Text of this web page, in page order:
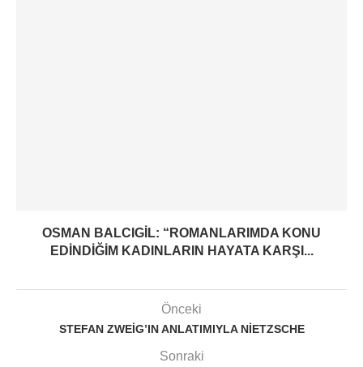
OSMAN BALCIGIL: “ROMANLARIMDA KONU
EDINDIĞIM KADINLARIN HAYATA KARŞI...
Önceki
STEFAN ZWEIG’IN ANLATIMIYLA NIETZSCHE
Sonraki